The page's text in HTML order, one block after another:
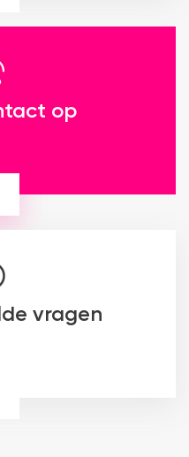
op
vragen